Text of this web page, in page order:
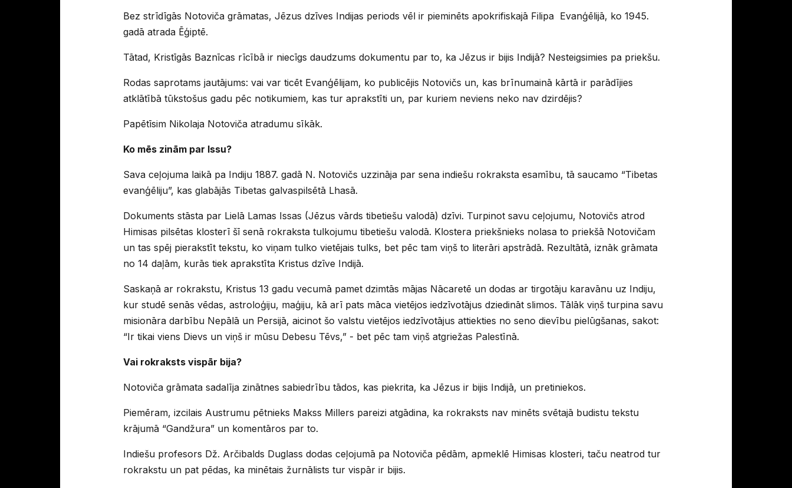
Bez strīdīgās Notoviča grāmatas, Jēzus dzīves Indijas periods vēl ir pieminēts apokrifiskajā Filipa Evanģēlijā, ko 1945.
gadā atrada Ēģiptē.
Tātad, Kristīgās Baznīcas rīcībā ir niecīgs daudzums dokumentu par to, ka Jēzus ir bijis Indijā? Nesteigsimies pa priekšu.
Rodas saprotams jautājums: vai var ticēt Evanģēlijam, ko publicējis Notovičs un, kas brīnumainā kārtā ir parādījies
atklātībā tūkstošus gadu pēc notikumiem, kas tur aprakstīti un, par kuriem neviens neko nav dzirdējis?
Papētīsim Nikolaja Notoviča atradumu sīkāk.
Ko mēs zinām par Issu?
Sava ceļojuma laikā pa Indiju 1887. gadā N. Notovičs uzzināja par sena indiešu rokraksta esamību, tā saucamo “Tibetas
evanģēliju”, kas glabājās Tibetas galvaspilsētā Lhasā.
Dokuments stāsta par Lielā Lamas Issas (Jēzus vārds tibetiešu valodā) dzīvi. Turpinot savu ceļojumu, Notovičs atrod
Himisas pilsētas klosterī šī senā rokraksta tulkojumu tibetiešu valodā. Klostera priekšnieks nolasa to priekšā Notovičam
un tas spēj pierakstīt tekstu, ko viņam tulko vietējais tulks, bet pēc tam viņš to literāri apstrādā. Rezultātā, iznāk grāmata
no 14 daļām, kurās tiek aprakstīta Kristus dzīve Indijā.
Saskaņā ar rokrakstu, Kristus 13 gadu vecumā pamet dzimtās mājas Nācaretē un dodas ar tirgotāju karavānu uz Indiju,
kur studē senās vēdas, astroloģiju, maģiju, kā arī pats māca vietējos iedzīvotājus dziedināt slimos. Tālāk viņš turpina savu
misionāra darbību Nepālā un Persijā, aicinot šo valstu vietējos iedzīvotājus attiekties no seno dievību pielūgšanas, sakot:
“Ir tikai viens Dievs un viņš ir mūsu Debesu Tēvs,” - bet pēc tam viņš atgriežas Palestīnā.
Vai rokraksts vispār bija?
Notoviča grāmata sadalīja zinātnes sabiedrību tādos, kas piekrita, ka Jēzus ir bijis Indijā, un pretiniekos.
Piemēram, izcilais Austrumu pētnieks Makss Millers pareizi atgādina, ka rokraksts nav minēts svētajā budistu tekstu
krājumā “Gandžura” un komentāros par to.
Indiešu profesors Dž. Arčibalds Duglass dodas ceļojumā pa Notoviča pēdām, apmeklē Himisas klosteri, taču neatrod tur
rokrakstu un pat pēdas, ka minētais žurnālists tur vispār ir bijis.